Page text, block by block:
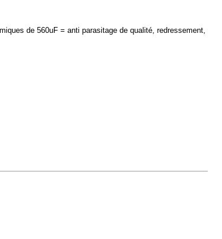
de 560uF = anti parasitage de qualité, redressement,